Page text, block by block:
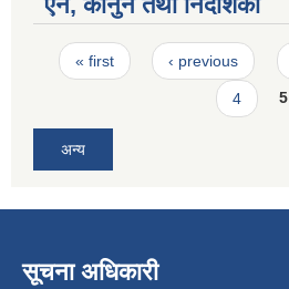
Pages
« first ‹ previous
4 5
अन्य
सूचना अधिकारी